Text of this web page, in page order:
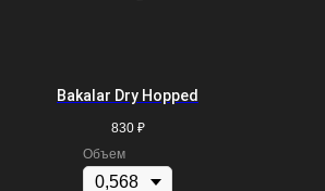
Bakalar Dry Hopped
830 ₽
Объем